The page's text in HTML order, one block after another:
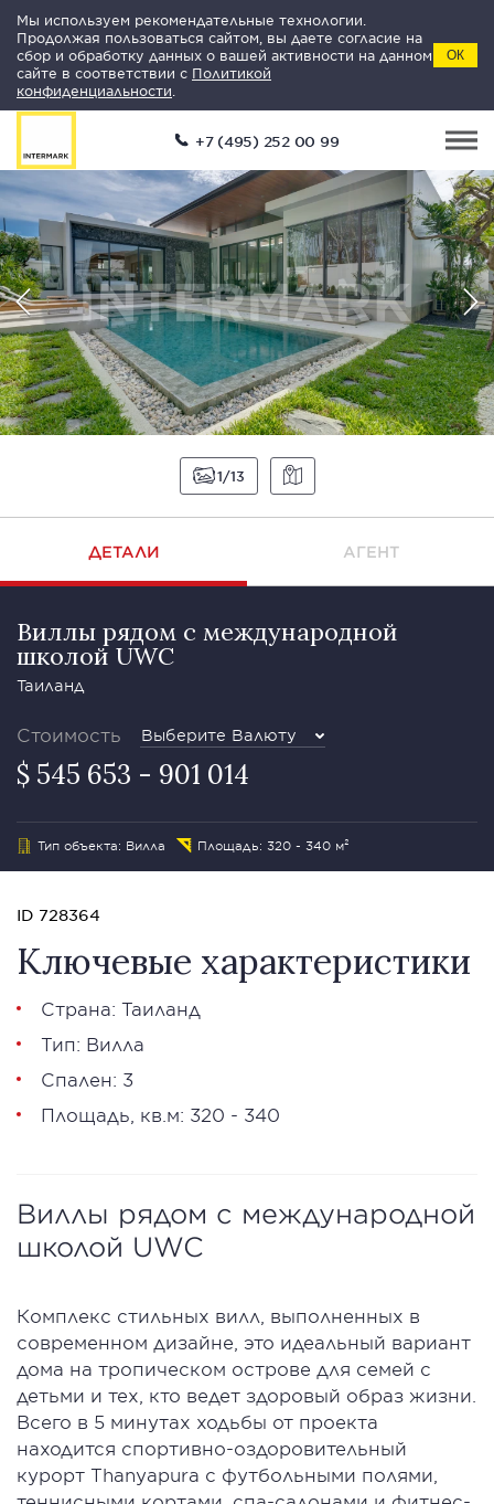
Мы используем рекомендательные технологии.
Продолжая пользоваться сайтом, вы даете согласие на
сбор и обработку данных о вашей активности на данном
сайте в соответствии с Политикой
конфиденциальности
ОК
+7 (495) 252 00 99
1 13
ДЕТАЛИ АГЕНТ
Виллы рядом с международной
школой UWC
Таиланд
Стоимость Выберите Валюту
$ 545 653 - 901 014
Тип объекта: Вилла Площадь: 320 - 340 м²
ID 728364
Ключевые характеристики
Страна: Таиланд
Тип: Вилла
Спален: 3
Площадь, кв.м: 320 - 340
Виллы рядом с международной
школой UWC
Комплекс стильных вилл, выполненных в
современном дизайне, это идеальный вариант
дома на тропическом острове для семей с
детьми и тех, кто ведет здоровый образ жизни.
Всего в 5 минутах ходьбы от проекта
находится спортивно-оздоровительный
курорт Thanyapura с футбольными полями,